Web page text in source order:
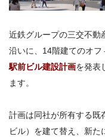
近鉄グループの三交不動
沿いに、14階建てのオフ
駅前ビル建設計画を発表
ます。
計画は同社が所有する既
ビル）を建て替え、新